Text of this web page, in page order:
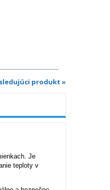
produkt »
Je
teploty v